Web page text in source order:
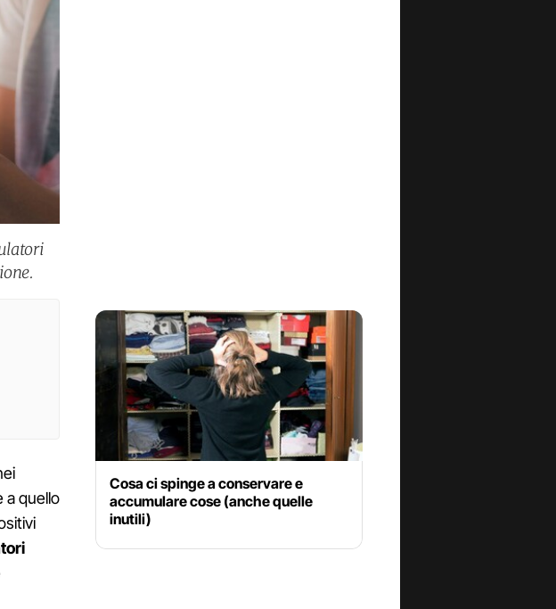
a quello
Cosa ci spinge a conservare e
accumulare cose (anche quelle
inutili)